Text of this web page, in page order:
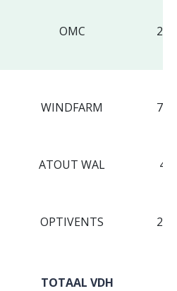
OMC
WINDFARM
ATOUT WAL 4,7
OPTIVENTS
TOTAAL VDH